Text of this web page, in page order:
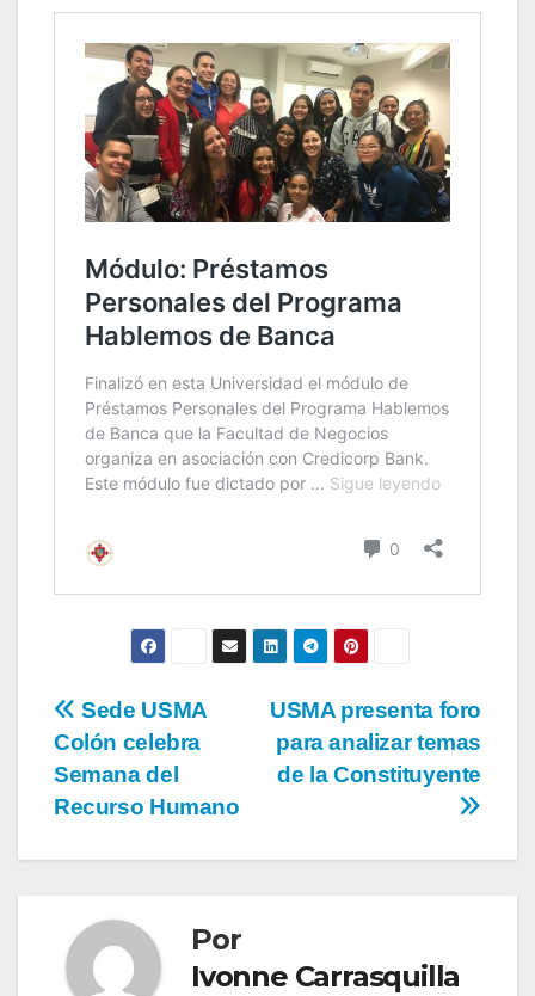
USMA presenta foro
para analizar temas
de la Constituyente
Sede USMA
Colón celebra
Semana del
Recurso Humano
Por
Ivonne Carrasquilla